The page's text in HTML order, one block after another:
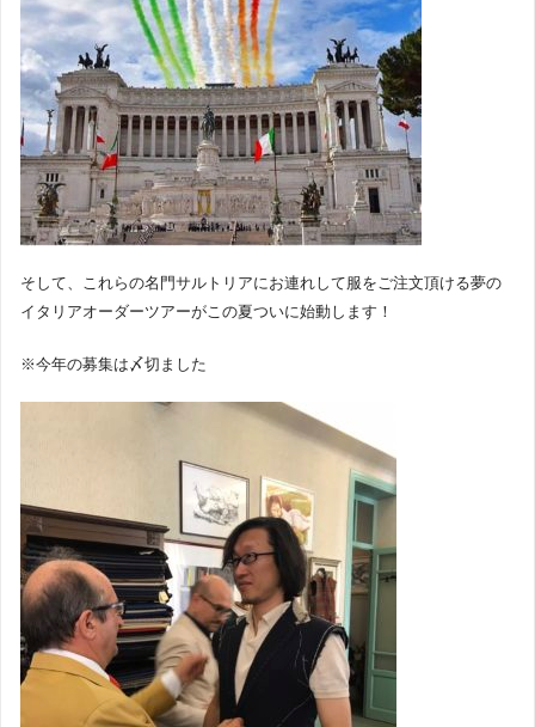
そして、これらの名門サルトリアにお連れして服をご注文頂ける夢の
イタリアオーダーツアーがこの夏ついに始動します！
※今年の募集は〆切ました